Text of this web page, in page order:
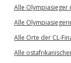
Alle Olympiasieger
Alle
Alle Orte der CL-
Alle